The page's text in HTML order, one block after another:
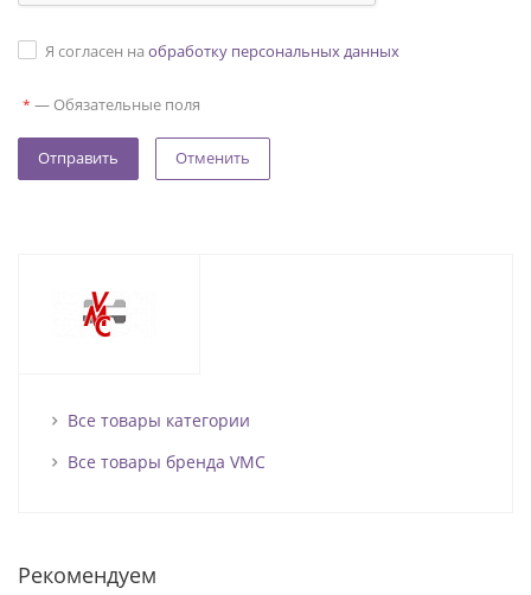
Я согласен на обработку персональных данных
* — Обязательные поля
Отменить
Все товары категории
Все товары бренда VMC
Рекомендуем